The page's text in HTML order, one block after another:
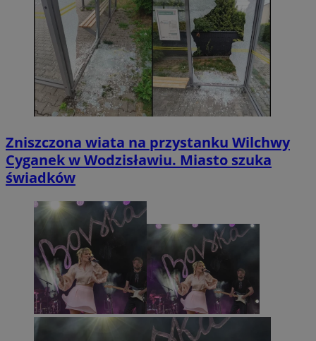
Zniszczona wiata na przystanku Wilchwy
Cyganek w Wodzisławiu. Miasto szuka
świadków